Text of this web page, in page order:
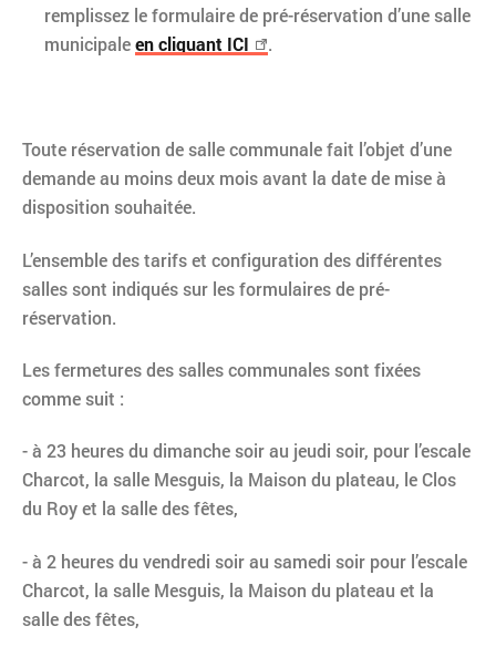
remplissez le formulaire de pré-réservation d’une salle
municipaleen cliquant ICI .
Toute réservation de salle communale fait l’objet d’une
demande au moins deux mois avant la date de mise à
disposition souhaitée.
L’ensemble des tarifs et configuration des différentes
salles sont indiqués sur les formulaires de pré-
réservation.
Les fermetures des salles communales sont fixées
comme suit :
- à 23 heures du dimanche soir au jeudi soir, pour l’escale
Charcot, la salle Mesguis, la Maison du plateau, le Clos
du Roy et la salle des fêtes,
- à 2 heures du vendredi soir au samedi soir pour l’escale
Charcot, la salle Mesguis, la Maison du plateau et la
salle des fêtes,